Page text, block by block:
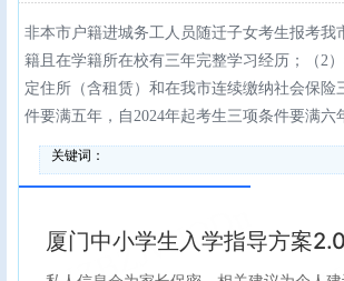
非本市户籍进城务工人员随迁子女考生报考
籍且在学籍所在校有三年完整学习经历；（2
定住所（含租赁）和在我市连续缴纳社会保
件要满五年，自2024年起考生三项条件要满六
关键词：